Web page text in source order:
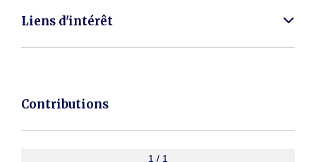
Liens d'intérêt
Contributions
1 / 1